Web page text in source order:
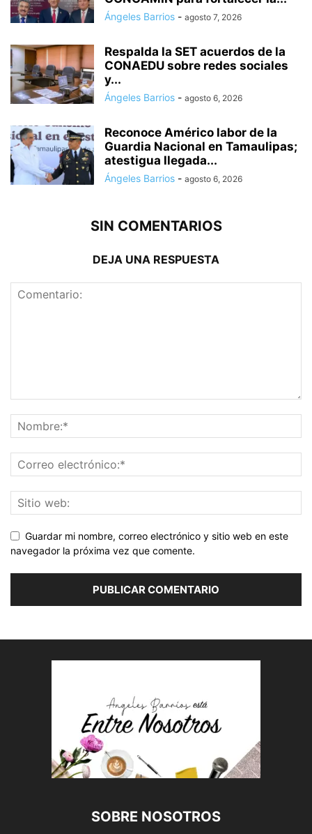
Ángeles Barrios - agosto 7, 2026
Respalda la SET acuerdos de la
CONAEDU sobre redes sociales
y...
Ángeles Barrios - agosto 6, 2026
Reconoce Américo labor de la
Guardia Nacional en Tamaulipas;
atestigua llegada...
Ángeles Barrios - agosto 6, 2026
SIN COMENTARIOS
DEJA UNA RESPUESTA
Guardar mi nombre, correo electrónico y sitio web en este
navegador la próxima vez que comente.
SOBRE NOSOTROS